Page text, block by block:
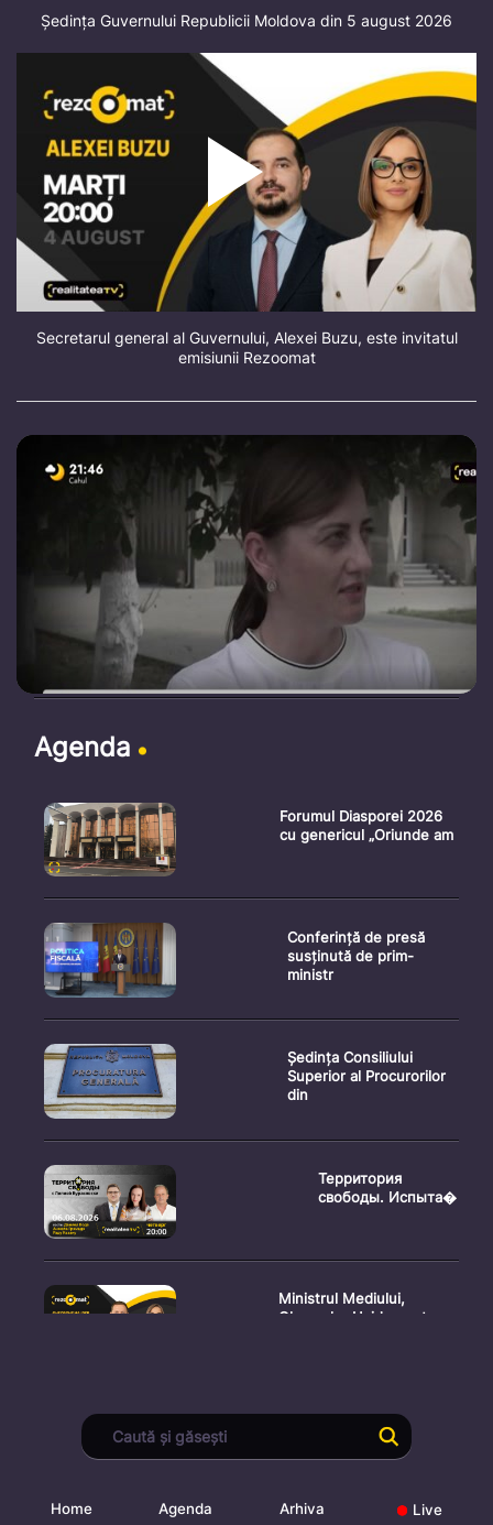
Ședința Guvernului Republicii Moldova din 5 august 2026
Secretarul general al Guvernului, Alexei Buzu, este invitatul
emisiunii Rezoomat
Agenda
Forumul Diasporei 2026
cu genericul „Oriunde am
Conferință de presă
susținută de prim-
ministr
Ședința Consiliului
Superior al Procurorilor
din
Территория
свободы. Испыта�
Ministrul Mediului,
Gheorghe Hajder, este
Consultări publice privind
proiectul de lege pent
Home Agenda Arhiva Live